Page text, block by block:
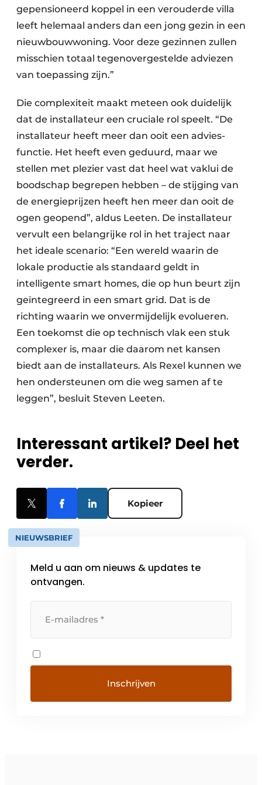
gepensioneerd koppel in een verouderde villa
leeft helemaal anders dan een jong gezin in een
nieuwbouw­woning. Voor deze gezinnen zullen
misschien totaal tegenover­gestelde adviezen
van toepassing zijn.”
Die complexiteit maakt meteen ook duidelijk
dat de installateur een cruciale rol speelt. “De
installateur heeft meer dan ooit een advies­
functie. Het heeft even geduurd, maar we
stellen met plezier vast dat heel wat vaklui de
bood­schap begrepen hebben – de stijging van
de energie­prijzen heeft hen meer dan ooit de
ogen geopend”, aldus Leeten. De installateur
vervult een belangrijke rol in het traject naar
het ideale scenario: “Een wereld waarin de
lokale productie als standaard geldt in
intelligente smart homes, die op hun beurt zijn
geïntegreerd in een smart grid. Dat is de
richting waarin we onvermijdelijk evolueren.
Een toekomst die op technisch vlak een stuk
complexer is, maar die daarom net kansen
biedt aan de installateurs. Als Rexel kunnen we
hen ondersteunen om die weg samen af te
leggen”, besluit Steven Leeten.
Interessant artikel? Deel het
verder.
Kopieer
NIEUWSBRIEF
Meld u aan om nieuws & updates te
ontvangen.